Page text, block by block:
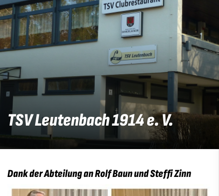
TSV Leutenbach 1914 e. V.
Dank der Abteilung an Rolf Baun und Steffi Zinn